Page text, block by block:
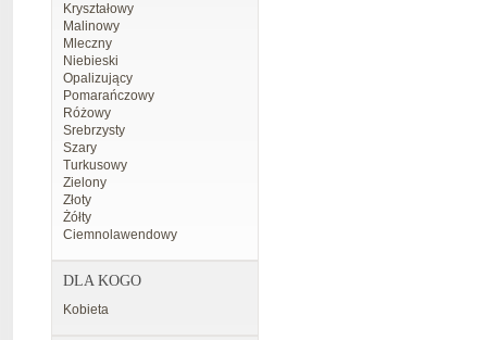
Kryształowy
Malinowy
Mleczny
Niebieski
Opalizujący
Pomarańczowy
Różowy
Srebrzysty
Szary
Turkusowy
Zielony
Złoty
Żółty
Ciemnolawendowy
DLA KOGO
Kobieta